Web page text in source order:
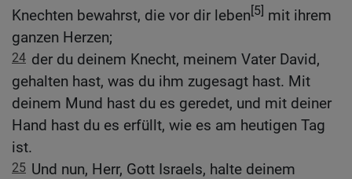
Knechten bewahrst, die vor dir leben[5] mit ihrem
ganzen Herzen;
24 der du deinem Knecht, meinem Vater David,
gehalten hast, was du ihm zugesagt hast. Mit
deinem Mund hast du es geredet, und mit deiner
Hand hast du es erfüllt, wie es am heutigen Tag
ist.
25 Und nun, Herr, Gott Israels, halte deinem